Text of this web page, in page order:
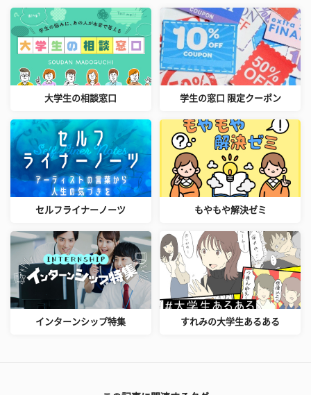
大学生の相談窓口 学生の窓口 限定クーポン
セルフライナーノーツ もやもや解決ゼミ
インターンシップ特集 すれみの大学生あるある